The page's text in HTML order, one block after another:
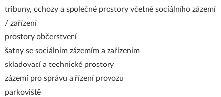
tribuny, ochozy a společné prostory včetně sociálního zázemí
/ zařízení
prostory občerstvení
šatny se sociálním zázemím a zařízením
skladovací a technické prostory
zázemí pro správu a řízení provozu
parkoviště